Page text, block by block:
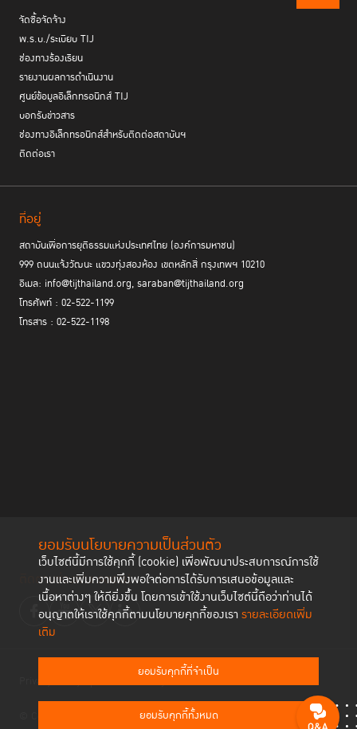
ยอมรับนโยบายความเป็นส่วนตัว
เว็บไซต์นี้มีการใช้คุกกี้ (cookie) เพื่อพัฒนาประสบการณ์การใช้
งานและเพิ่มความพึงพอใจต่อการได้รับการเสนอข้อมูลและ
เนื้อหาต่างๆ ให้ดียิ่งขึ้น โดยการเข้าใช้งานเว็บไซต์นี้ถือว่าท่านได้
อนุญาตให้เราใช้คุกกี้ตามนโยบายคุกกี้ของเรา รายละเอียดเพิ่ม
เติม
ยอมรับคุกกี้ที่จำเป็น
ยอมรับคุกกี้ทั้งหมด
อย่างเป็นทางการ
ปัจจุบัน สำนักนวัตกรรมฯ มองว่าบทบาทของเราคือการเป็นจุดเชื่อมต่อและ
อำนวยความสะดวกให้เกิดความร่วมมือกันของภาคีเครือข่ายและผู้มีส่วนได้ส่วน
เสียจากหลากหลายภาคส่วน ทั้งในและนอกกระบวนการยุติธรรม เรามอบพื้นที่
ทดลอง และแหล่งทรัพยากรในการเรียนรู้ เพื่อสร้างนวัตกรรมที่จะสามารถผลัก
ที่เรามุ่งเน้น ได้แก่ ความรุนแรงทางเพศ การเสริมพลังเยาวชนที่ก้าวพลาดและ
เยาวชนกลุ่มเสี่ยงอาชญากรรม และการเสริมสร้างการมีส่วนร่วมของพลเมือง
อย่างไรก็ตาม งานของสำนักนวัตกรรมฯ​ เพิ่งเริ่มต้น ยังมีข้อท้าทายและสิ่งใหม่
ให้ต้องเรียนรู้อีกมาก เราหวังว่า จะสามารถแบ่งปันประสบการณ์และการเรียนรู้
ของเรา ให้เป็นประโยชน์ได้ต่อไป
โครงการหลักของเรา :
Mysis Chatbot
สนใจเรียนรู้ ติดตามความเคลื่อนไหวล่าสุดของ“นวัตกรรมเพื่อความ
ยุติธรรม”จากผู้นำทางความคิดทั่วโลก:
The Hague Institute for Innovation of Law [HiiL] - The latest
development of justice innovation from the Innovating Justice
The World Justice Project [WJP]- Browse the world for the ideas
that meet the world justice challenge each year
จัดซื้อจัดจ้าง
พ.ร.บ./ระเบียบ TIJ
ช่องทางร้องเรียน
รายงานผลการดำเนินงาน
ศูนย์ข้อมูลอิเล็กทรอนิกส์ TIJ
บอกรับข่าวสาร
ช่องทางอิเล็กทรอนิกส์สำหรับติดต่อสถาบันฯ
ติดต่อเรา
ที่อยู่
สถาบันเพื่อการยุติธรรมแห่งประเทศไทย (องค์การมหาชน)
999 ถนนแจ้งวัฒนะ แขวงทุ่งสองห้อง เขตหลักสี่ กรุงเทพฯ 10210
อีเมล: info@tijthailand.org, saraban@tijthailand.org
โทรศัพท์ : 02-522-1199
โทรสาร : 02-522-1198
ติดตามช่องทาง social
© Copyright 2023 Thailand Institute of Justice All Rights Reserved
Privacy Policy Cookies Policy